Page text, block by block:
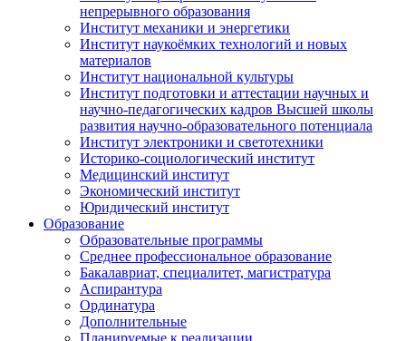
непрерывного образования
Институт механики и энергетики
Институт наукоёмких технологий и новых
материалов
Институт национальной культуры
Институт подготовки и аттестации научных и
научно-педагогических кадров Высшей школы
развития научно-образовательного потенциала
Институт электроники и светотехники
Историко-социологический институт
Медицинский институт
Экономический институт
Юридический институт
Образование
Образовательные программы
Среднее профессиональное образование
Бакалавриат, специалитет, магистратура
Аспирантура
Ординатура
Дополнительные
Планируемые к реализации